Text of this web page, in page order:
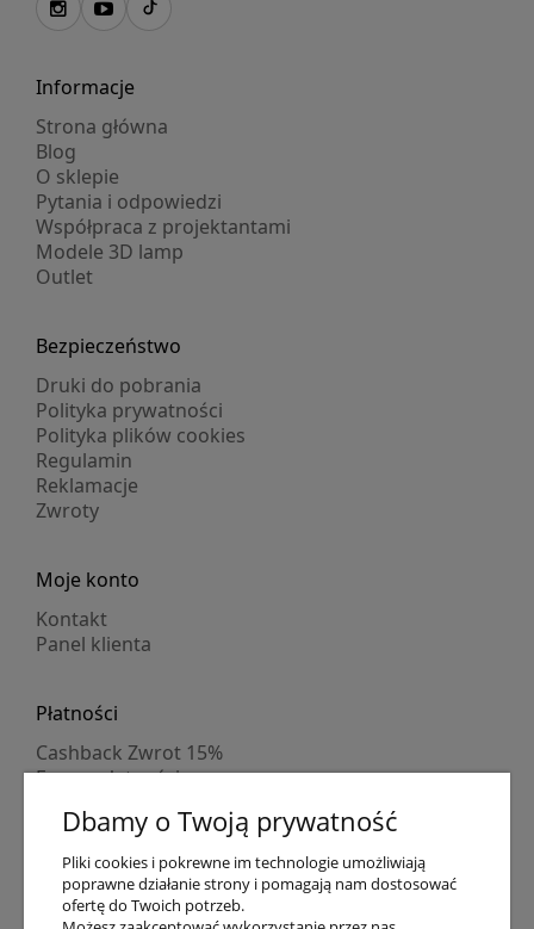
Informacje
Strona główna
Blog
O sklepie
Pytania i odpowiedzi
Współpraca z projektantami
Modele 3D lamp
Outlet
Bezpieczeństwo
Druki do pobrania
Polityka prywatności
Polityka plików cookies
Regulamin
Reklamacje
Zwroty
Moje konto
Kontakt
Panel klienta
Płatności
Cashback Zwrot 15%
Formy płatności
Numer konta
PayPo kupujesz, nie płacisz
Progi rabatowe
Promocje
Dbamy o Twoją prywatność
Pliki cookies i pokrewne im technologie umożliwiają
poprawne działanie strony i pomagają nam dostosować
ofertę do Twoich potrzeb.